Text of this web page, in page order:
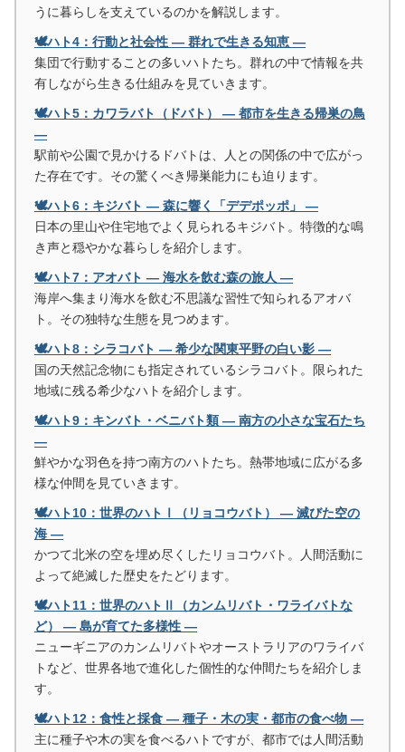
うに暮らしを支えているのかを解説します。
🕊️ハト4：行動と社会性 ― 群れで生きる知恵 ―
集団で行動することの多いハトたち。群れの中で情報を共
有しながら生きる仕組みを見ていきます。
🕊️ハト5：カワラバト（ドバト） ― 都市を生きる帰巣の鳥
―
駅前や公園で見かけるドバトは、人との関係の中で広がっ
た存在です。その驚くべき帰巣能力にも迫ります。
🕊️ハト6：キジバト ― 森に響く「デデポッポ」 ―
日本の里山や住宅地でよく見られるキジバト。特徴的な鳴
き声と穏やかな暮らしを紹介します。
🕊️ハト7：アオバト ― 海水を飲む森の旅人 ―
海岸へ集まり海水を飲む不思議な習性で知られるアオバ
ト。その独特な生態を見つめます。
🕊️ハト8：シラコバト ― 希少な関東平野の白い影 ―
国の天然記念物にも指定されているシラコバト。限られた
地域に残る希少なハトを紹介します。
🕊️ハト9：キンバト・ベニバト類 ― 南方の小さな宝石たち
―
鮮やかな羽色を持つ南方のハトたち。熱帯地域に広がる多
様な仲間を見ていきます。
🕊️ハト10：世界のハトⅠ（リョコウバト） ― 滅びた空の
海 ―
かつて北米の空を埋め尽くしたリョコウバト。人間活動に
よって絶滅した歴史をたどります。
🕊️ハト11：世界のハトⅡ（カンムリバト・ワライバトな
ど） ― 島が育てた多様性 ―
ニューギニアのカンムリバトやオーストラリアのワライバ
トなど、世界各地で進化した個性的な仲間たちを紹介しま
す。
🕊️ハト12：食性と採食 ― 種子・木の実・都市の食べ物 ―
主に種子や木の実を食べるハトですが、都市では人間活動